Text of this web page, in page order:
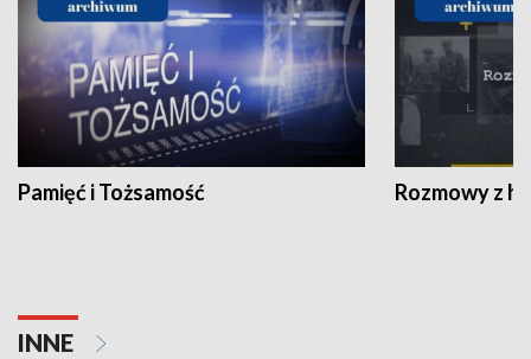
Pamięć i Tożsamość Rozmowy z
INNE